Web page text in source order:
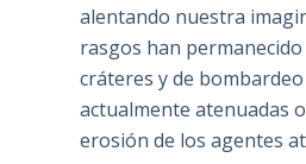
alentando nuestra
rasgos han
cráteres y de
actualmente atenuadas
erosión de los agentes